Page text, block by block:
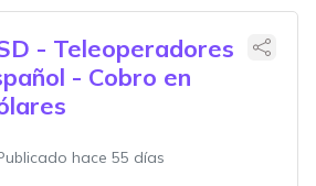
- Teleoperadores
- Cobro en
hace 55 días